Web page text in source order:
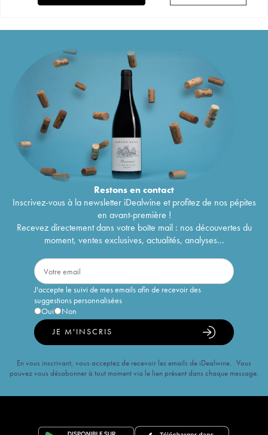
Restons encontact
Inscrivez-vous à la newsletter iDealwine et profitez de nos pépites
en avant-première !
Recevez directement dans votre boîte mail : nos découvertes du
moment, ventes exclusives, actualités, analyses...
J'accepte le suivi de mes emails afin de recevoir des
suggestions personnalisées
Oui
Non
JE M'INSCRIS
En vous inscrivant, vous acceptez de recevoir les emails de iDealwine. Vous
pouvez vous désabonner à tout moment via le lien présent dans chaque message.